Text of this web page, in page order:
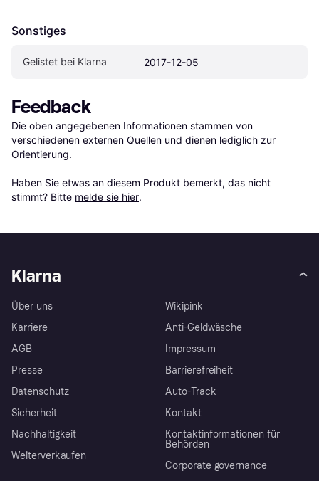
Sonstiges
Gelistet bei Klarna 2017-12-05
Feedback
Die oben angegebenen Informationen stammen von
verschiedenen externen Quellen und dienen lediglich zur
Orientierung.
Haben Sie etwas an diesem Produkt bemerkt, das nicht
stimmt? Bitte melde sie hier.
Klarna
Über uns
Karriere
AGB
Presse
Datenschutz
Sicherheit
Nachhaltigkeit
Weiterverkaufen
Wikipink
Anti-Geldwäsche
Impressum
Barrierefreiheit
Auto-Track
Kontakt
Kontaktinformationen für
Behörden
Corporate governance